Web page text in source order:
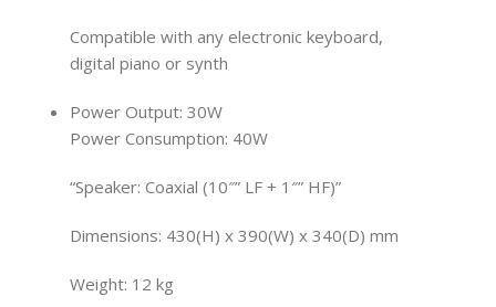
Compatible with any electronic keyboard,
digital piano or synth
Power Output: 30W
Power Consumption: 40W
“Speaker: Coaxial (10″” LF + 1″” HF)”
Dimensions: 430(H) x 390(W) x 340(D) mm
Weight: 12 kg